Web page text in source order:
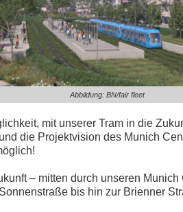
Abbildung: BN/fair fleet
mit unserer Tram in die
die Projektvision des Munich
– mitten durch unseren
bis hin zur Brienner